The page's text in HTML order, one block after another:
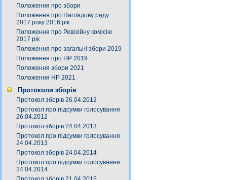
Положення про збори
Положення про Наглядову раду
2017 року 2016 рік
Положення про Ревізійну комісію
2017 рік
Положення про загальні збори 2019
Положення про НР 2019
Положення збори 2021
Положення НР 2021
Протоколи зборів
Протокол зборів 26.04.2012
Протокол про підсумки голосування
26.04.2012
Протокол зборів 24.04.2013
Протокол про підсумки голосування
24.04.2013
Протокол зборів 24.04.2014
Протокол про підсумки голосування
24.04.2014